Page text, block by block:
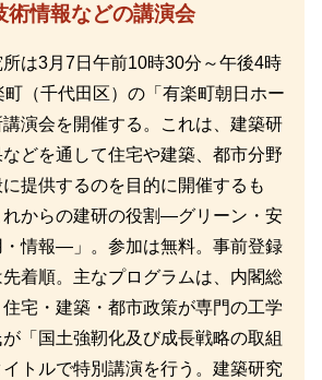
術情報などの講演会
は3月7日午前10時30分～午後4時
（千代田区）の「有楽町朝日ホー
演会を開催する。これは、建築研
どを通して住宅や建築、都市分野
提供するのを目的に開催するも
からの建研の役割―グリーン・安
情報―」。参加は無料。事前登録
着順。主なプログラムは、内閣総
宅・建築・都市政策が専門の工学
「国土強靭化及び成長戦略の取組
トルで特別講演を行う。建築研究